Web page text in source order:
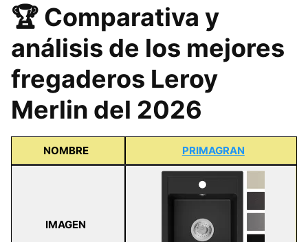
🏆 Comparativa y
análisis de los mejores
fregaderos Leroy
Merlin del 2026
NOMBRE PRIMAGRAN
IMAGEN